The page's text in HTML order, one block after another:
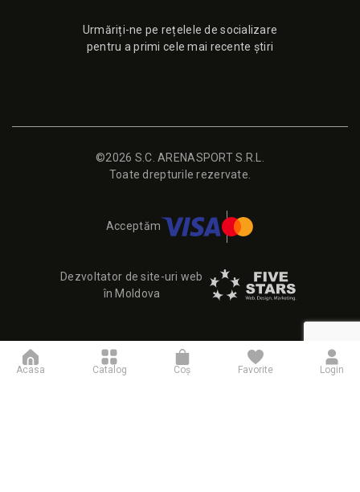
Urmăriți-ne pe rețelele de socializare
pentru a primi cele mai recente știri
©2026 S.C. ARENASPORT S.R.L.
Toate drepturile rezervate.
Acceptăm
Dezvoltator de site-uri web
în Moldova
Acasa Catalog Coş Favorite Login